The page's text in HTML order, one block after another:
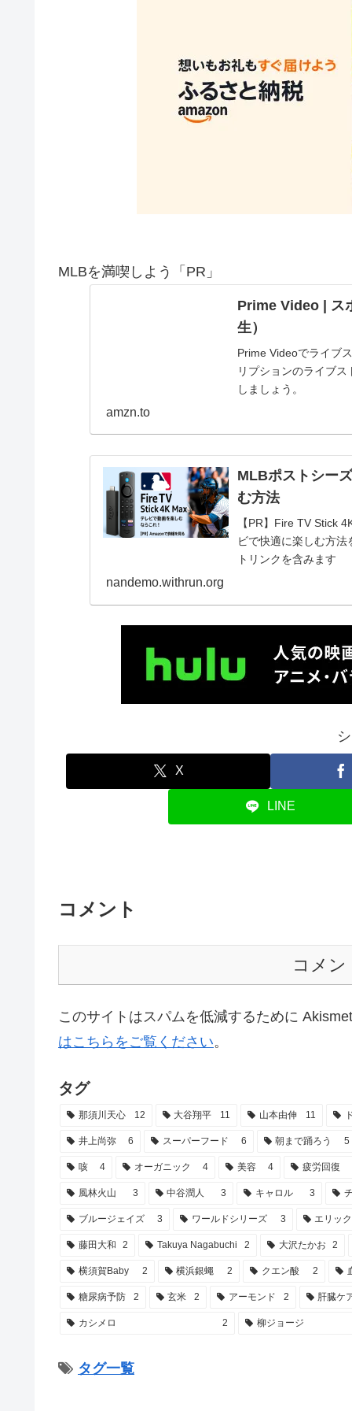
MLBを満喫しよう「PR」
Prime Video | ス
生）
Prime Videoでライブ
リプションのライブ
しましょう。
amzn.to
MLBポストシー
む方法
【PR】Fire TV Stick
ビで快適に楽しむ方
トリンクを含みます
nandemo.withrun.org
X
LINE
コメント
コメン
このサイトはスパムを低減するために
はこちらをご覧ください。
タグ
那須川天心 12 大谷翔平 11 山本由伸 11
井上尚弥 6 スーパーフード 6 朝まで踊ろう 5
咳 4 オーガニック 4 美容 4 疲労回復
風林火山 3 中谷潤人 3 キャロル 3
ブルージェイズ 3 ワールドシリーズ 3 エリッ
藤田大和 2 Takuya Nagabuchi 2 大沢たかお 2
横須賀Baby 2 横浜銀蠅 2 クエン酸 2
糖尿病予防 2 玄米 2 アーモンド 2 肝臓ケ
カシメロ 2 柳ジョージ
タグ一覧